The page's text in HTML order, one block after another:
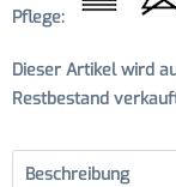
Pflege:
Dieser Artikel wird
Restbestand
Beschreibung